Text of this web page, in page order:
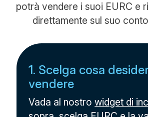
potrà vendere i suoi EURC e
direttamente sul suo
1. Scelga cosa
vendere
Vada al nostrowidget di